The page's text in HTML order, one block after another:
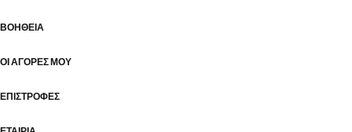
ΒΟΉΘΕΙΑ
ΟΙ ΑΓΟΡΈΣ ΜΟΥ
ΕΠΙΣΤΡΟΦΈΣ